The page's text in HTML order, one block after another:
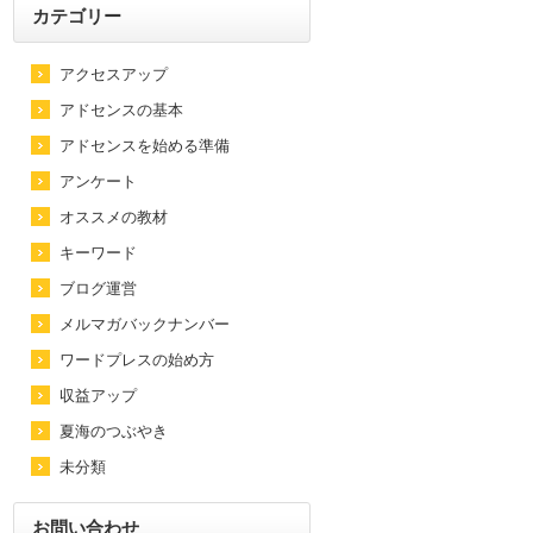
カテゴリー
アクセスアップ
アドセンスの基本
アドセンスを始める準備
アンケート
オススメの教材
キーワード
ブログ運営
メルマガバックナンバー
ワードプレスの始め方
収益アップ
夏海のつぶやき
未分類
お問い合わせ